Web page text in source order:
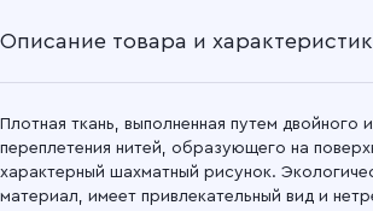
Подробнее
Описание товара и
Плотная ткань, выполненная путем двойного
переплетения нитей, образующего на
характерный шахматный рисунок.
материал, имеет привлекательный вид и